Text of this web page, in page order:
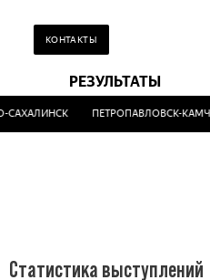
КОНТАКТЫ
РЕЗУЛЬТАТЫ
ПЕТРОПАВЛОВСК-
Статистика выступлений